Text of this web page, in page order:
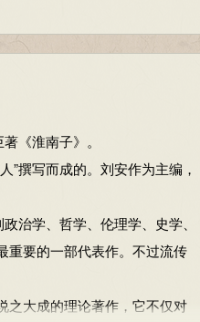
《淮南子》。
撰写而成的。刘安作为主编，
治学、哲学、伦理学、史学、
重要的一部代表作。不过流传
大成的理论著作，它不仅对